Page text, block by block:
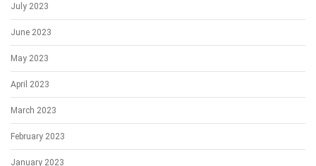
July 2023
June 2023
May 2023
April 2023
March 2023
February 2023
January 2023